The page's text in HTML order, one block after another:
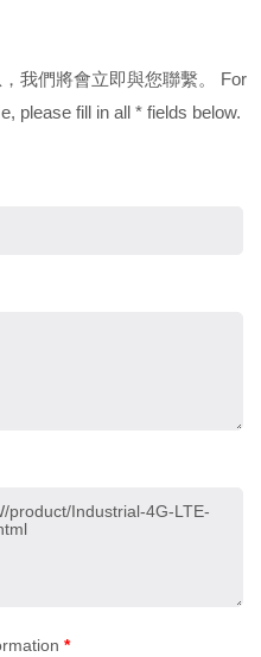
我們將會立即與您聯繫。 For
please fill in all * fields below.
*